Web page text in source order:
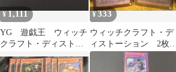
¥1,111
YG 遊戯王 ウィッチ
クラフト・ディストー
ション シークレット
レア RV01-JP029 3枚
¥333
ウィッチクラフト・デ
ィストーション 2枚セ
ット